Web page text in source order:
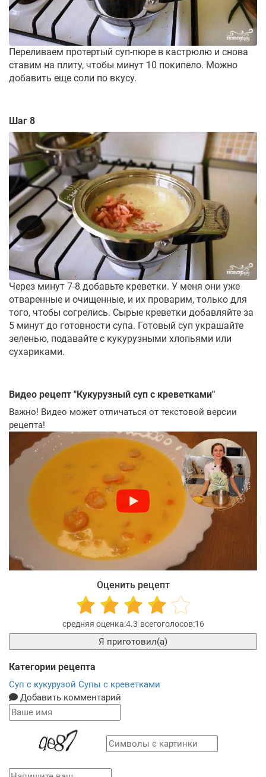
Переливаем протертый суп-пюре в кастрюлю и снова
ставим на плиту, чтобы минут 10 покипело. Можно
добавить еще соли по вкусу.
Шаг 8
Через минут 7-8 добавьте креветки. У меня они уже
отваренные и очищенные, и их проварим, только для
того, чтобы согрелись. Сырые креветки добавляйте за
5 минут до готовности супа. Готовый суп украшайте
зеленью, подавайте с кукурузными хлопьями или
сухариками.
Видео рецепт "Кукурузный суп с креветками"
Важно! Видео может отличаться от текстовой версии
рецепта!
Оценить рецепт
4.3 16
Я приготовил(а)
Категории рецепта
Суп с кукурузой Супы с креветками
Добавить комментарий